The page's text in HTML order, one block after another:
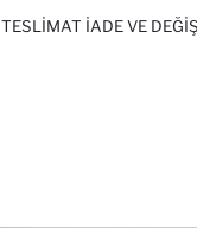
TESLIMAT İADE VE